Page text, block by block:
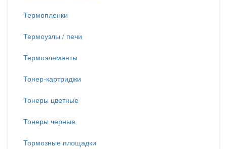
Термопленки
Термоузлы / печи
Термоэлементы
Тонер-картриджи
Тонеры цветные
Тонеры черные
Тормозные площадки